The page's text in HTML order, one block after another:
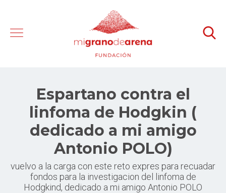
Espartano contra el
linfoma de Hodgkin (
dedicado a mi amigo
Antonio POLO)
vuelvo a la carga con este reto expres para recuadar
fondos para la investigacion del linfoma de
Hodgkind, dedicado a mi amigo Antonio POLO